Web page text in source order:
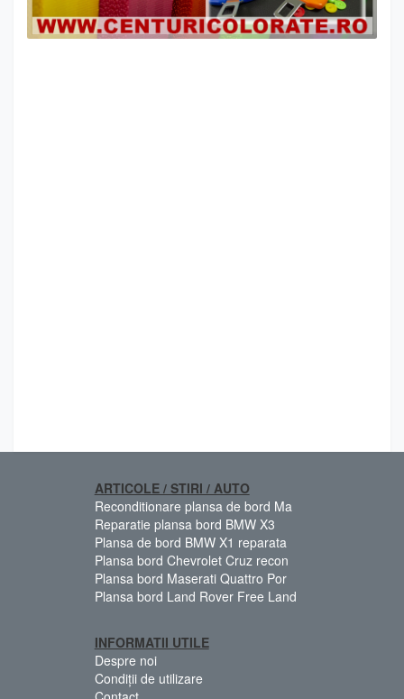
ARTICOLE / STIRI / AUTO
Reconditionare plansa de bord Ma
Reparatie plansa bord BMW X3
Plansa de bord BMW X1 reparata
Plansa bord Chevrolet Cruz recon
Plansa bord Maserati Quattro Por
Plansa bord Land Rover Free Land
INFORMATII UTILE
Despre noi
Condiții de utilizare